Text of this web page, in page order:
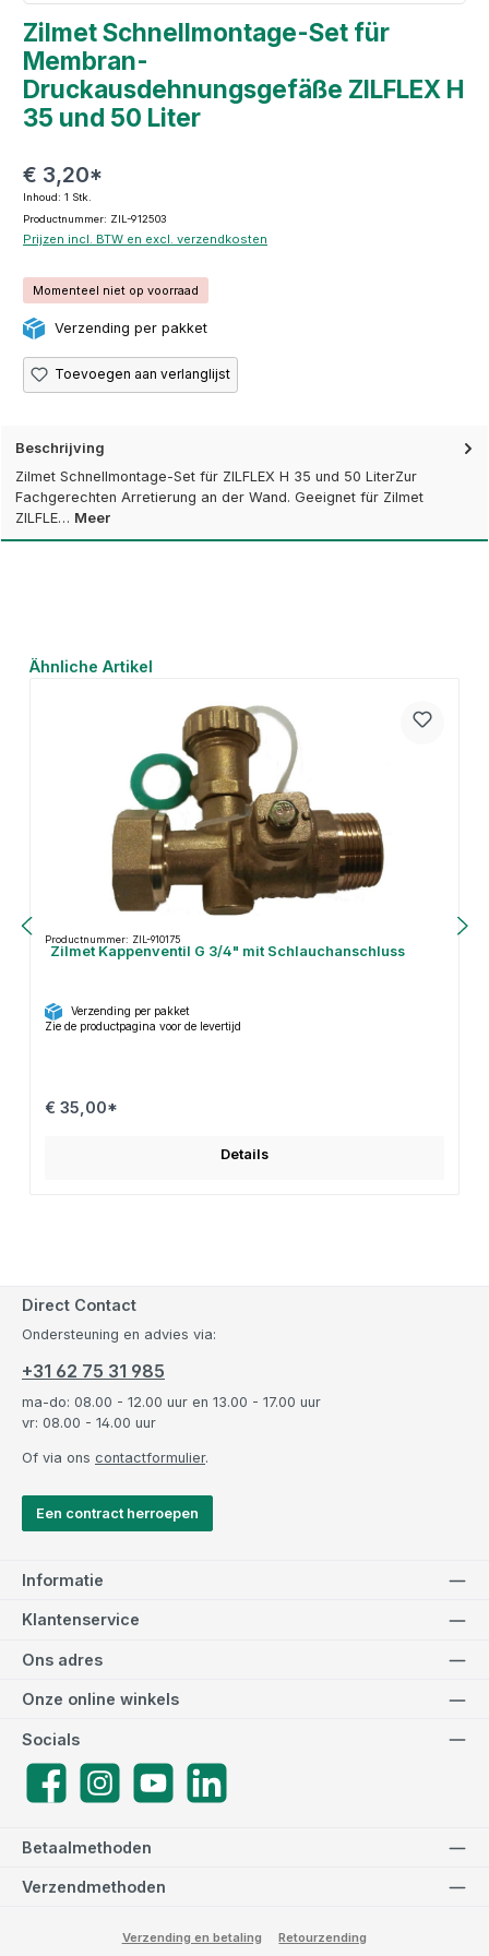
Zilmet Schnellmontage-Set für
Membran-
Druckausdehnungsgefäße ZILFLEX H
35 und 50 Liter
€ 3,20*
Inhoud: 1 Stk.
Productnummer: ZIL-912503
Prijzen incl. BTW en excl. verzendkosten
Momenteel niet op voorraad
Verzending per pakket
Toevoegen aan verlanglijst
Beschrijving
Zilmet Schnellmontage-Set für ZILFLEX H 35 und 50 LiterZur
Fachgerechten Arretierung an der Wand. Geeignet für Zilmet
ZILFLE… Meer
Productgalerij overslaan
Ähnliche Artikel
Productnummer: ZIL-910175
Zilmet Kappenventil G 3/4" mit Schlauchanschluss
Verzending per pakket
Zie de productpagina voor de levertijd
€ 35,00*
Details
Direct Contact
Ondersteuning en advies via:
+31 62 75 31 985
ma-do: 08.00 - 12.00 uur en 13.00 - 17.00 uur
vr: 08.00 - 14.00 uur
Of via ons contactformulier.
Een contract herroepen
Informatie
Klantenservice
Betaalmethoden
Verzendmethoden
Ons adres
Socials
FacebookInstagramYouTube LinkedIn
Onze online winkels
Verzending en betaling Retourzending